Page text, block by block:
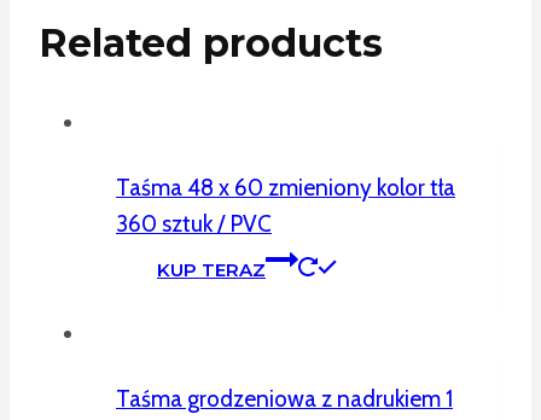
Related products
Taśma 48 x 60 zmieniony kolor tła
360 sztuk / PVC
KUP TERAZ
Taśma grodzeniowa z nadrukiem 1